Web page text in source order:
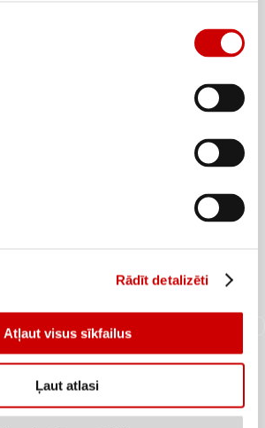
Rādīt detalizēti
Atļaut visus sīkfailus
Ļaut atlasi
fas. kg